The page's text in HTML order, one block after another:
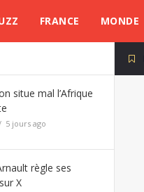
FRANCE MONDE
situe mal l’Afrique
5 jours ago
règle ses
X